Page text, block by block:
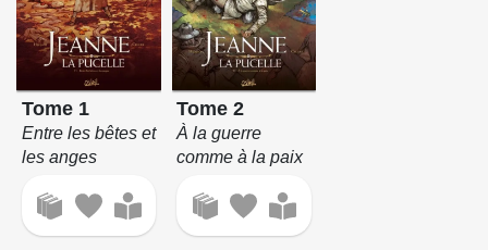
Tome 1
Entre les bêtes et
les anges
Tome 2
À la guerre
comme à la paix